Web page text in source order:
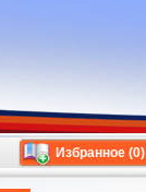
Избранное (0)